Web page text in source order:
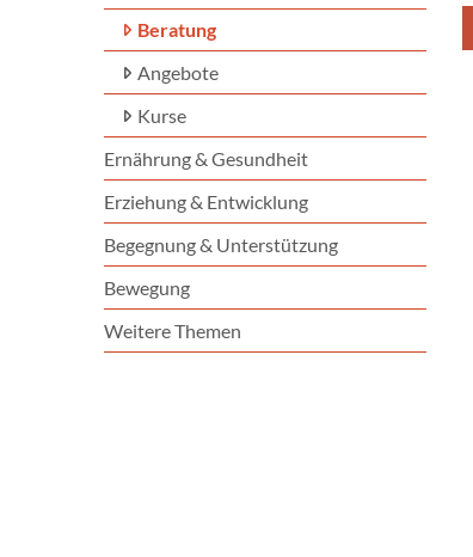
Beratung
Angebote
Kurse
Ernährung & Gesundheit
Erziehung & Entwicklung
Begegnung & Unterstützung
Bewegung
Weitere Themen